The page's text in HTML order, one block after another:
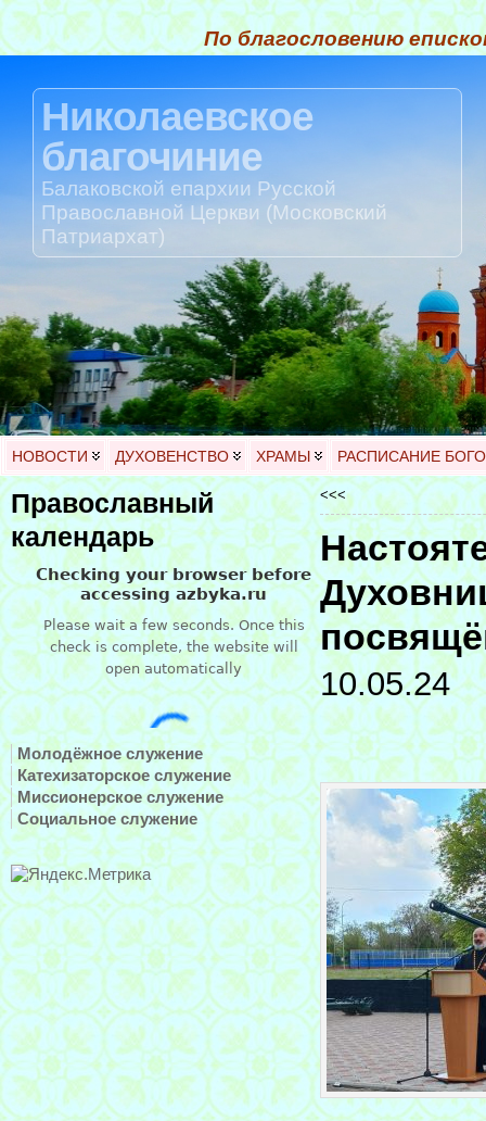
По благословению
Николаевское
благочиние
Балаковской епархии Русской
Православной Церкви (Московский
Патриархат)
НОВОСТИ ДУХОВЕНСТВО ХРАМЫ РАСПИСАНИЕ
Православный
календарь
Молодёжное служение
Катехизаторское служение
Миссионерское служение
Социальное служение
<<<
10.05.24